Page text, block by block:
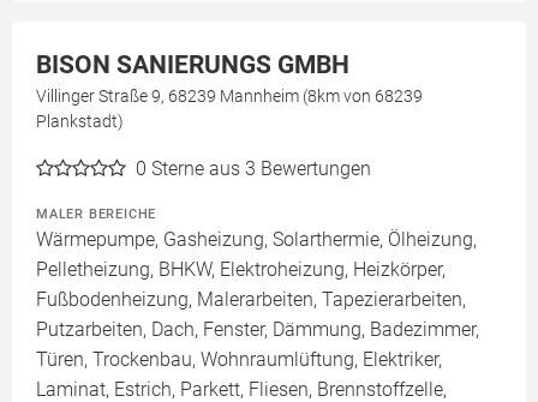
BISON SANIERUNGS GMBH
Villinger Straße 9, 68239 Mannheim (8km von 68239
Plankstadt)
0 Sterne aus 3 Bewertungen
MALER BEREICHE
Wärmepumpe, Gasheizung, Solarthermie, Ölheizung,
Pelletheizung, BHKW, Elektroheizung, Heizkörper,
Fußbodenheizung, Malerarbeiten, Tapezierarbeiten,
Putzarbeiten, Dach, Fenster, Dämmung, Badezimmer,
Türen, Trockenbau, Wohnraumlüftung, Elektriker,
Laminat, Estrich, Parkett, Fliesen, Brennstoffzelle,